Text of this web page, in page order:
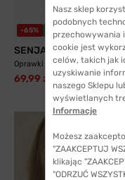
-65% WYSYŁKA 24H 2
SENJA
Oprawki Senja 2112 C2
69,99 zł 199,99 zł
Nasz sklep
podobnych
przechowywania
cookie jest
celów, takich jak
uzyskiwanie
naszego Sklepu
wyświetlanych
Informacje
Możesz
"ZAAKCEPTUJ
klikając
"ODRZUĆ